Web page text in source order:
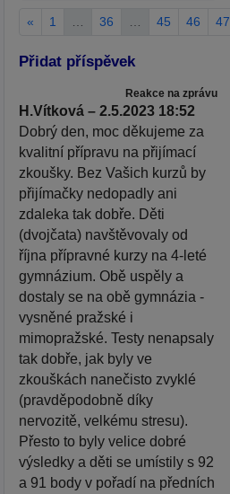
« 1 36 45 46 47
Přidat příspěvek
Reakce na zprávu
H.Vítková – 2.5.2023 18:52
Dobrý den, moc děkujeme za
kvalitní přípravu na přijímací
zkoušky. Bez Vašich kurzů by
přijímačky nedopadly ani
zdaleka tak dobře. Děti
(dvojčata) navštěvovaly od
října přípravné kurzy na 4-leté
gymnázium. Obě uspěly a
dostaly se na obě gymnázia -
vysněné pražské i
mimopražské. Testy nenapsaly
tak dobře, jak byly ve
zkouškách nanečisto zvyklé
(pravděpodobně díky
nervozitě, velkému stresu).
Přesto to byly velice dobré
výsledky a děti se umístily s 92
a 91 body v pořadí na předních